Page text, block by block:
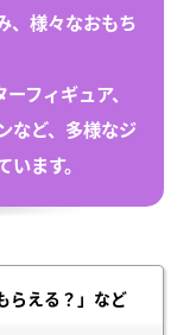
、様々なおもち
フィギュア、
など、多様なジ
ます。
らえる？」など